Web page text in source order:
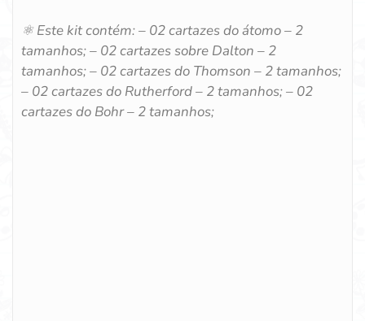
⚛️ Este kit contém: – 02 cartazes do átomo – 2
tamanhos; – 02 cartazes sobre Dalton – 2
tamanhos; – 02 cartazes do Thomson – 2 tamanhos;
– 02 cartazes do Rutherford – 2 tamanhos; – 02
cartazes do Bohr – 2 tamanhos;